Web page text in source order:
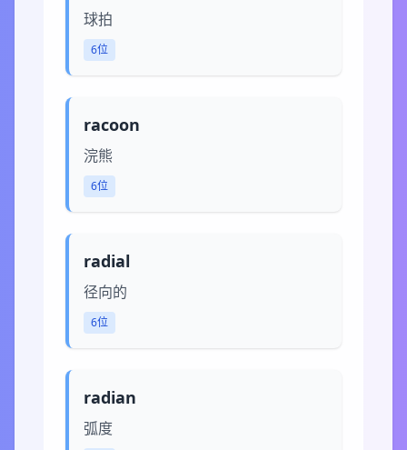
球拍
6位
racoon
浣熊
6位
radial
径向的
6位
radian
弧度